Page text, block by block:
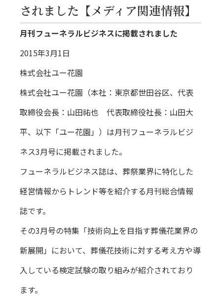
されました【メディア関連情報】
月刊フューネラルビジネスに掲載されました
2015年3月1日
株式会社ユー花園
株式会社ユー花園（本社：東京都世田谷区、代表
取締役会長：山田祐也 代表取締役社長：山田大
平、以下「ユー花園」）は月刊フューネラルビジ
ネス3月号に掲載されました。
フューネラルビジネス誌は、葬祭業界に特化した
経営情報からトレンド等を紹介する月刊総合情報
誌です。
その3月号の特集「技術向上を目指す葬儀花業界の
新展開」において、葬儀花技術に対する考え方や導
入している検定試験の取り組みが紹介されており
ます。